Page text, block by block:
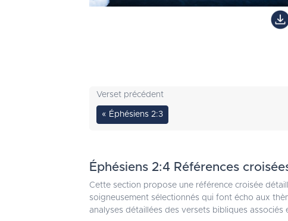
Verset précédent
« Éphésiens 2:3
Éphésiens 2:4 Références
Cette section propose une référence croisée
soigneusement sélectionnés qui font écho aux
analyses détaillées des versets bibliques